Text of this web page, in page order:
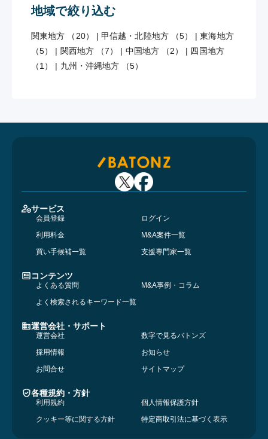
地域で絞り込む
関東地方 （20） | 甲信越・北陸地方 （5） |東海地方
（5）
| 関西地方 （7） | 中国地方 （2） | 四国地方
（1）
| 九州・沖縄地方 （5）
サービス
会員登録
ログイン
利用料金
M&A案件一覧
買い手候補一覧
支援専門家一覧
コンテンツ
よくある質問
M&A事例・コラム
よく検索されるキーワード一覧
運営会社・サポート
運営会社
数字で見るバトンズ
採用情報
お知らせ
お問合せ
サイトマップ
各種規約・方針
利用規約
個人情報保護方針
クッキー等に関する方針
特定商取引法に基づく表示